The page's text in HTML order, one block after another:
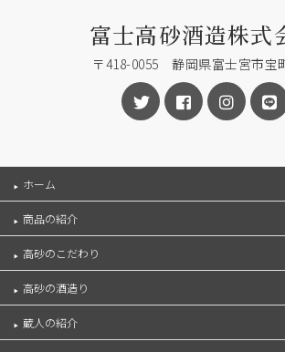
富士高砂酒造株式
〒418-0055 静岡県富士宮市宝
ホーム
商品の紹介
高砂のこだわり
高砂の酒造り
蔵人の紹介